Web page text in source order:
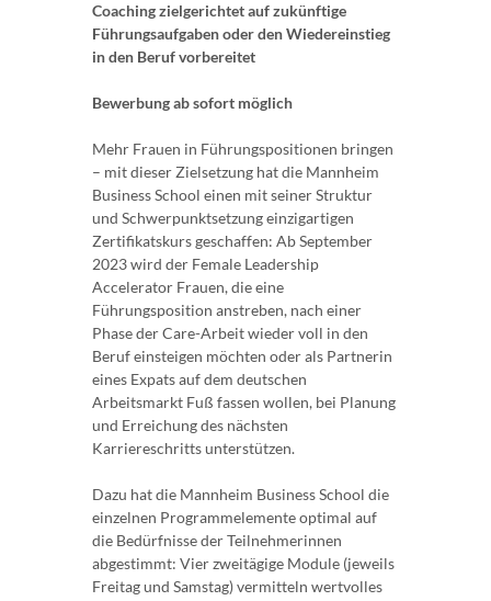
Coaching zielgerichtet auf zukünftige
Führungsaufgaben oder den Wiedereinstieg
in den Beruf vorbereitet
Bewerbung ab sofort möglich
Mehr Frauen in Führungspositionen bringen
– mit dieser Zielsetzung hat die Mannheim
Business School einen mit seiner Struktur
und Schwerpunktsetzung einzigartigen
Zertifikatskurs geschaffen: Ab September
2023 wird der Female Leadership
Accelerator Frauen, die eine
Führungsposition anstreben, nach einer
Phase der Care-Arbeit wieder voll in den
Beruf einsteigen möchten oder als Partnerin
eines Expats auf dem deutschen
Arbeitsmarkt Fuß fassen wollen, bei Planung
und Erreichung des nächsten
Karriereschritts unterstützen.
Dazu hat die Mannheim Business School die
einzelnen Programmelemente optimal auf
die Bedürfnisse der Teilnehmerinnen
abgestimmt: Vier zweitägige Module (jeweils
Freitag und Samstag) vermitteln wertvolles